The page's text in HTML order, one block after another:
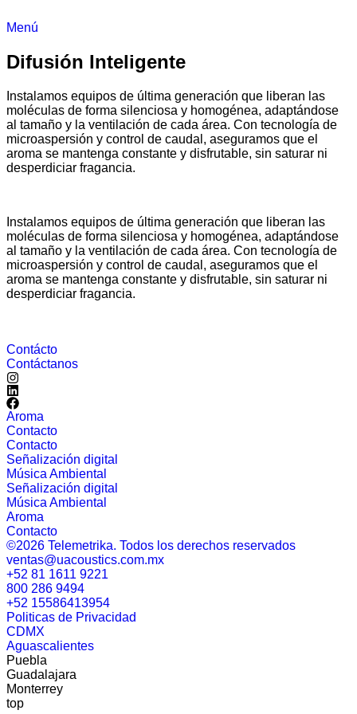
Menú
Difusión Inteligente
Instalamos equipos de última generación que liberan las
moléculas de forma silenciosa y homogénea, adaptándose
al tamaño y la ventilación de cada área. Con tecnología de
microaspersión y control de caudal, aseguramos que el
aroma se mantenga constante y disfrutable, sin saturar ni
desperdiciar fragancia.
Instalamos equipos de última generación que liberan las
moléculas de forma silenciosa y homogénea, adaptándose
al tamaño y la ventilación de cada área. Con tecnología de
microaspersión y control de caudal, aseguramos que el
aroma se mantenga constante y disfrutable, sin saturar ni
desperdiciar fragancia.
Contácto
Contáctanos
Aroma
Contacto
Contacto
Señalización digital
Música Ambiental
Señalización digital
Música Ambiental
Aroma
Contacto
©2026 Telemetrika. Todos los derechos reservados
ventas@uacoustics.com.mx
+52 81 1611 9221
800 286 9494
+52 15586413954
Politicas de Privacidad
CDMX
Aguascalientes
Puebla
Guadalajara
Monterrey
top